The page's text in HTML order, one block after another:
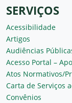
SERVIÇOS
Acessibilidade
Artigos
Audiências
Acesso Portal –
Atos Normativos/
Carta de Serviços
Convênios